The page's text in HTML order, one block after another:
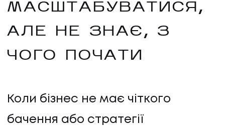
МАСШТАБУВАТИСЯ,
АЛЕ НЕ ЗНАЄ, З
ЧОГО ПОЧАТИ
Коли бізнес не має чіткого
бачення або стратегії